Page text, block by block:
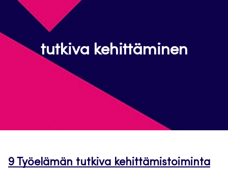
tutkiva kehittäminen
9 Työelämän tutkiva kehittämistoiminta